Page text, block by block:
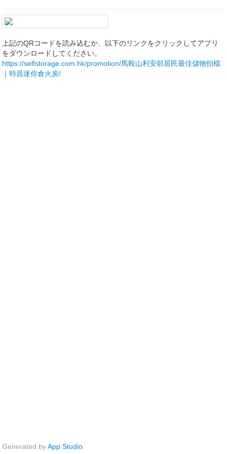
上記のQRコードを読み込むか、以下のリンクをクリックしてアプリ
をダウンロードしてください。
https://selfstorage.com.hk/promotion/馬鞍山利安邨居民最佳儲物拍檔
｜時昌迷你倉火炭/
Generated byApp Studio